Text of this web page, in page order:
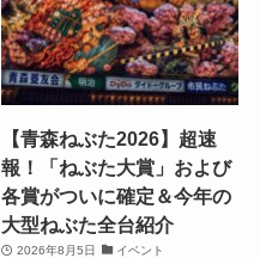
【青森ねぶた2026】超速
報！「ねぶた大賞」および
各賞がついに確定＆今年の
大型ねぶた全台紹介
2026年8月5日 イベント